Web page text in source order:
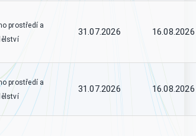
prostředí a
31.07.2026 16.08.2026
prostředí a
31.07.2026 16.08.2026